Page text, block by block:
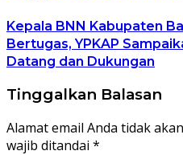
Kepala BNN Kabupaten
Bertugas, YPKAP
Datang dan Dukungan
Tinggalkan Balasan
Alamat email Anda tidak
wajib ditandai *